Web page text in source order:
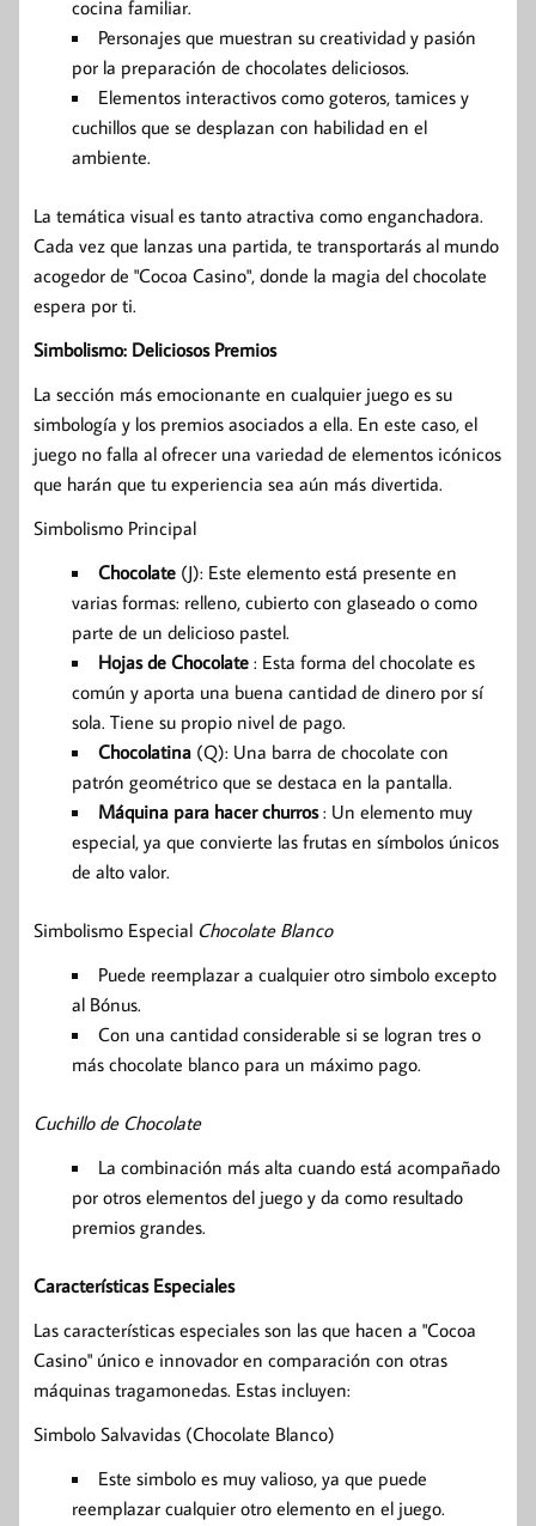
cocina familiar.
Personajes que muestran su creatividad y pasión
por la preparación de chocolates deliciosos.
Elementos interactivos como goteros, tamices y
cuchillos que se desplazan con habilidad en el
ambiente.
La temática visual es tanto atractiva como enganchadora.
Cada vez que lanzas una partida, te transportarás al mundo
acogedor de "Cocoa Casino", donde la magia del chocolate
espera por ti.
Simbolismo: Deliciosos Premios
La sección más emocionante en cualquier juego es su
simbología y los premios asociados a ella. En este caso, el
juego no falla al ofrecer una variedad de elementos icónicos
que harán que tu experiencia sea aún más divertida.
Simbolismo Principal
Chocolate (J): Este elemento está presente en
varias formas: relleno, cubierto con glaseado o como
parte de un delicioso pastel.
Hojas de Chocolate : Esta forma del chocolate es
común y aporta una buena cantidad de dinero por sí
sola. Tiene su propio nivel de pago.
Chocolatina (Q): Una barra de chocolate con
patrón geométrico que se destaca en la pantalla.
Máquina para hacer churros: Un elemento muy
especial, ya que convierte las frutas en símbolos únicos
de alto valor.
Simbolismo Especial Chocolate Blanco
Puede reemplazar a cualquier otro simbolo excepto
al Bónus.
Con una cantidad considerable si se logran tres o
más chocolate blanco para un máximo pago.
Cuchillo de Chocolate
La combinación más alta cuando está acompañado
por otros elementos del juego y da como resultado
premios grandes.
Características Especiales
Las características especiales son las que hacen a "Cocoa
Casino" único e innovador en comparación con otras
máquinas tragamonedas. Estas incluyen:
Simbolo Salvavidas (Chocolate Blanco)
Este simbolo es muy valioso, ya que puede
reemplazar cualquier otro elemento en el juego.